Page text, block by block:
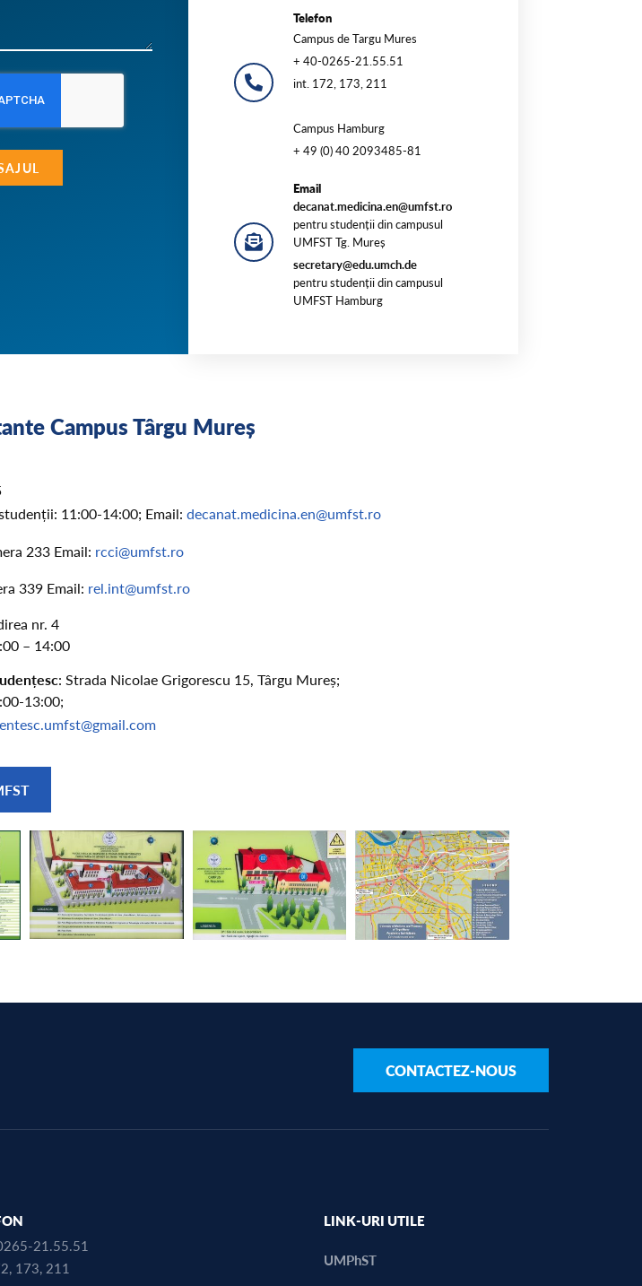
Telefon
Campus de Targu Mures
+ 40-0265-21.55.51
int. 172, 173, 211
Campus Hamburg
+ 49 (0) 40 2093485-81
Email
decanat.medicina.en@umfst.ro
pentru studenții din campusul
UMFST Tg. Mureș
secretary@edu.umch.de
pentru studenții din campusul
UMFST Hamburg
Campus Târgu Mureș
11:00-14:00; Email: decanat.medicina.en@umfst.ro
233 Email: rcci@umfst.ro
339 Email: rel.int@umfst.ro
nr. 4
– 14:00
: Strada Nicolae Grigorescu 15, Târgu Mureș;
13:00;
CONTACTEZ-NOUS
21.55.51
173, 211
LINK-URI UTILE
UMPhST